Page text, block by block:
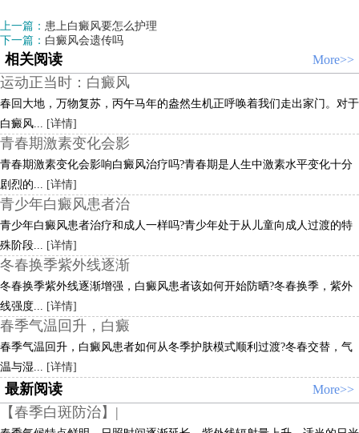
上一篇： 患上白癜风要怎么护理
下一篇： 白癜风会遗传吗
相关阅读 More>>
运动正当时：白癜风
春回大地，万物复苏，丙午马年的盎然生机正呼唤着我们走出家门。对于
白癜风...
[详情]
青春期激素变化会影
青春期激素变化会影响白癜风治疗吗?青春期是人生中激素水平变化十分
剧烈的...
[详情]
青少年白癜风患者治
青少年白癜风患者治疗和成人一样吗?青少年处于从儿童向成人过渡的特
殊阶段...
[详情]
冬春换季紫外线逐渐
冬春换季紫外线逐渐增强，白癜风患者该如何开始防晒?冬春换季，紫外
线强度...
[详情]
春季气温回升，白癜
春季气温回升，白癜风患者如何从冬季护肤模式顺利过渡?冬春交替，气
温与湿...
[详情]
最新阅读 More>>
【春季白斑防治】|